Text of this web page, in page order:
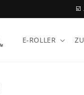
☑️
E-ROLLER